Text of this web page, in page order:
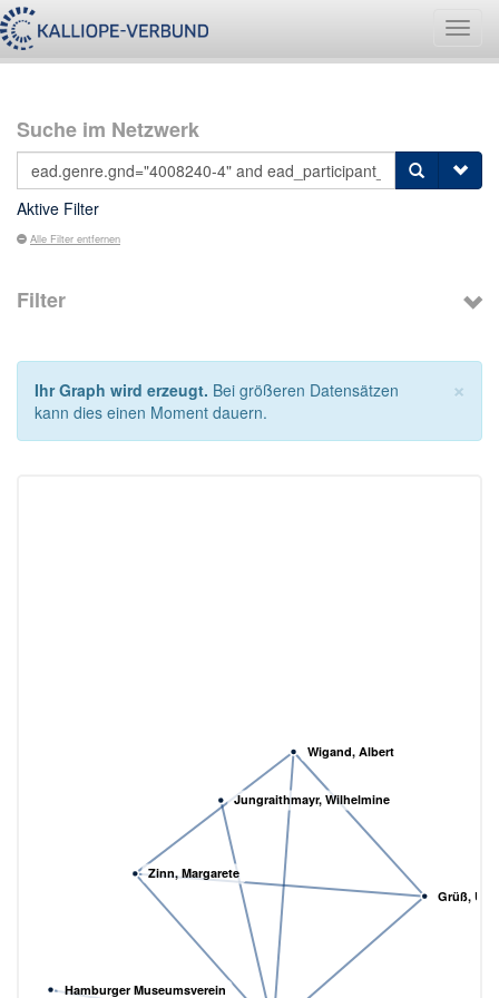
Suche im Netzwerk
Aktive Filter
Alle Filter entfernen
Filter
×
Ihr Graph wird erzeugt. Bei größeren Datensätzen
kann dies einen Moment dauern.
Zinn, Margarete
Hamburger Museumsverein
Jungraithmayr, Wilhelmine
Grüß,
Wigand, Albert